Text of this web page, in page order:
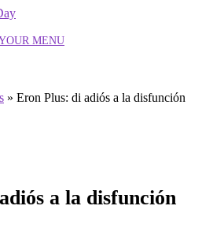
MENU
» Eron Plus: di adiós a la disfunción
a la disfunción